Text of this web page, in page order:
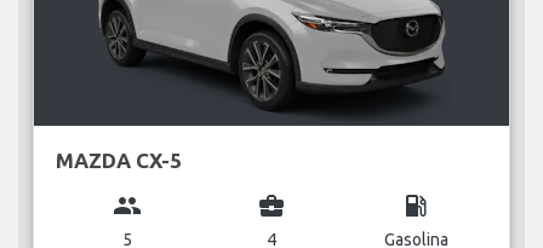
MAZDA CX-5
group
5
business_center
4
local_gas_station
Gasolina